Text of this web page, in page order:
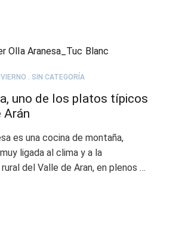
SIN CATEGORÍA
uno de los platos típicos
Arán
es una cocina de montaña,
ligada al clima y a la
del Valle de Aran, en plenos …